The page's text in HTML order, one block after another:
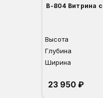
В-804 Витрина
Высота
Глубина
Ширина
23 950 ₽